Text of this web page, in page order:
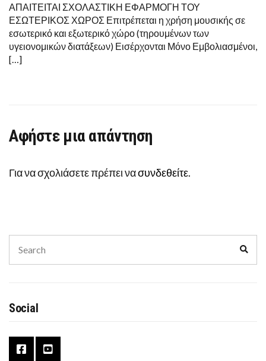
2022
ΕΩΣ
ΔΕΥΤΕΡΑ
14-
02-
ΑΠΑΙΤΕΙΤΑΙ ΣΧΟΛΑΣΤΙΚΗ ΕΦΑΡΜΟΓΗ ΤΟΥ
ΕΣΩΤΕΡΙΚΟΣ ΧΩΡΟΣ Επιτρέπεται η χρήση μουσικής σε
εσωτερικό και εξωτερικό χώρο (τηρουμένων των
υγειονομικών διατάξεων) Εισέρχονται Μόνο Εμβολιασμένοι,
[…]
Αφήστε μια απάντηση
Για να σχολιάσετε πρέπει νασυνδεθείτε.
for:
Social